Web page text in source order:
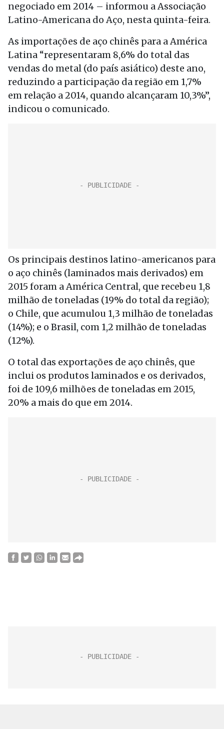
negociado em 2014 – informou a Associação
Latino-Americana do Aço, nesta quinta-feira.
As importações de aço chinês para a América
Latina “representaram 8,6% do total das
vendas do metal (do país asiático) deste ano,
reduzindo a participação da região em 1,7%
em relação a 2014, quando alcançaram 10,3%”,
indicou o comunicado.
Os principais destinos latino-americanos para
o aço chinês (laminados mais derivados) em
2015 foram a América Central, que recebeu 1,8
milhão de toneladas (19% do total da região);
o Chile, que acumulou 1,3 milhão de toneladas
(14%); e o Brasil, com 1,2 milhão de toneladas
(12%).
O total das exportações de aço chinês, que
inclui os produtos laminados e os derivados,
foi de 109,6 milhões de toneladas em 2015,
20% a mais do que em 2014.